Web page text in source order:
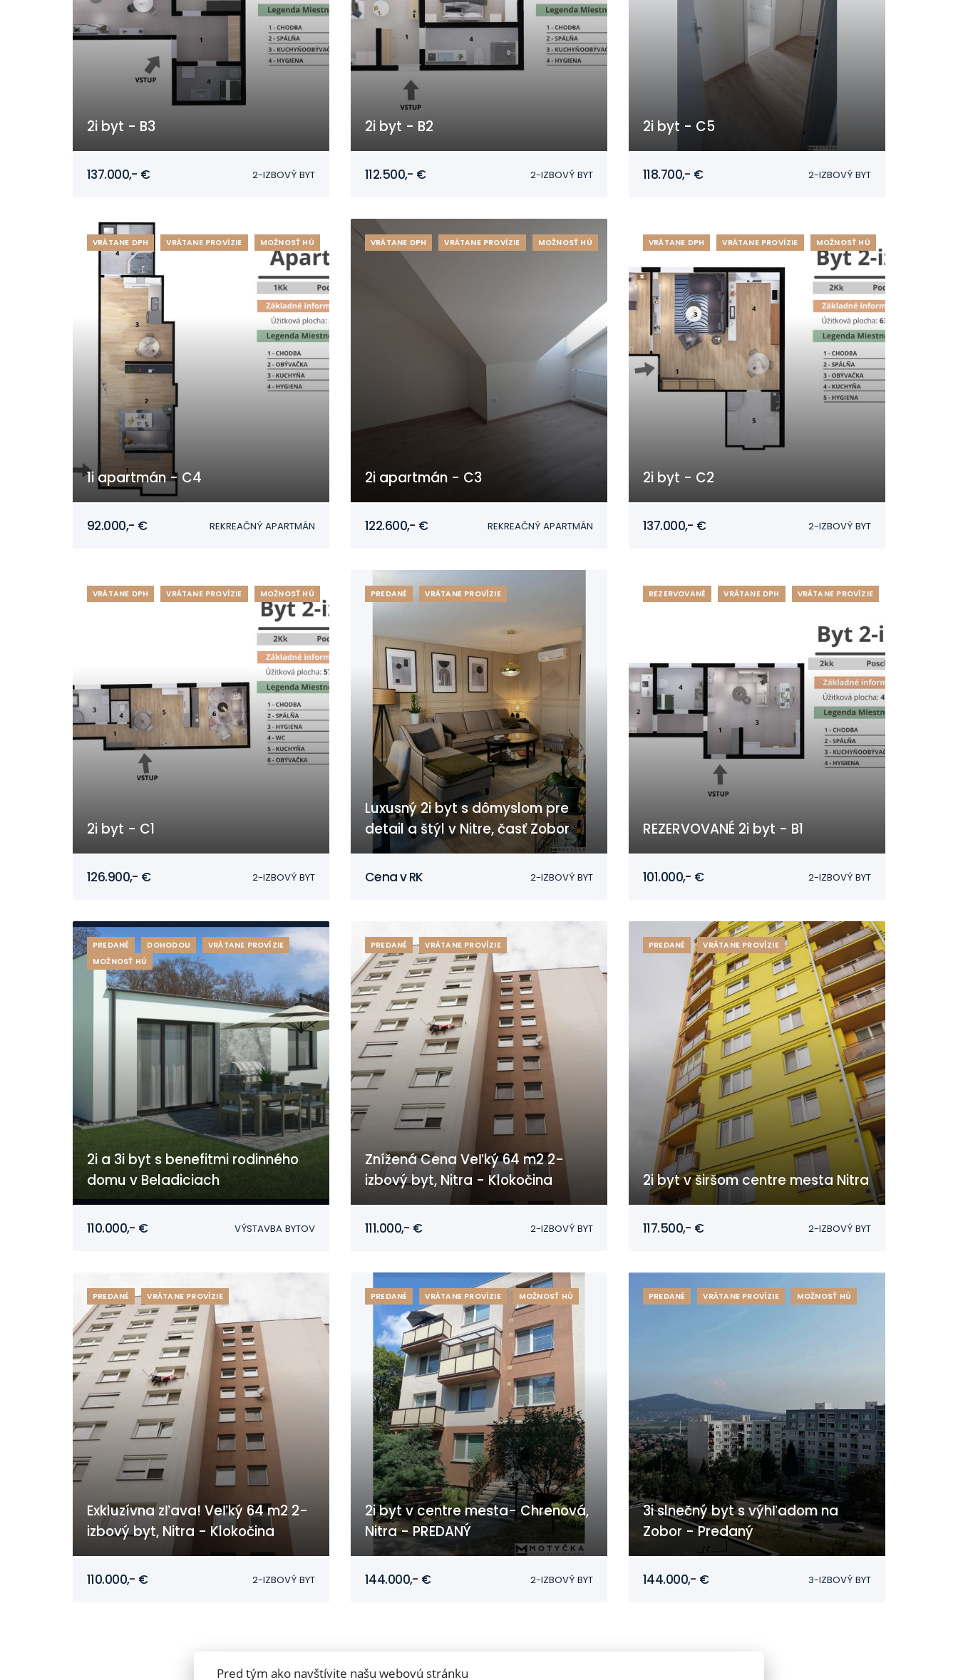
2i byt - B3
2-IZBOVÝ BYT
137.000,- €
2i byt - B2
2-IZBOVÝ BYT
112.500,- €
2i byt - C5
2-IZBOVÝ BYT
118.700,- €
VRÁTANE DPH VRÁTANE PROVÍZIE MOŽNOSŤ HÚ
1i apartmán - C4
REKREAČNÝ APARTMÁN
92.000,- €
VRÁTANE DPH VRÁTANE PROVÍZIE MOŽNOSŤ HÚ
2i apartmán - C3
REKREAČNÝ APARTMÁN
122.600,- €
VRÁTANE DPH VRÁTANE PROVÍZIE MOŽNOSŤ HÚ
2i byt - C2
2-IZBOVÝ BYT
137.000,- €
VRÁTANE DPH VRÁTANE PROVÍZIE MOŽNOSŤ HÚ
2i byt - C1
2-IZBOVÝ BYT
126.900,- €
PREDANÉ VRÁTANE PROVÍZIE
Luxusný 2i byt s dômyslom pre
detail a štýl v Nitre, časť Zobor
2-IZBOVÝ BYT
Cena v RK
REZERVOVANÉ VRÁTANE DPH VRÁTANE PROVÍZIE
REZERVOVANÉ 2i byt - B1
2-IZBOVÝ BYT
101.000,- €
PREDANÉ DOHODOU
VRÁTANE PROVÍZIE
MOŽNOSŤ HÚ
2i a 3i byt s benefitmi rodinného
domu v Beladiciach
VÝSTAVBA BYTOV
110.000,- €
PREDANÉ VRÁTANE PROVÍZIE
Znížená Cena Veľký 64 m2 2-
izbový byt, Nitra - Klokočina
2-IZBOVÝ BYT
111.000,- €
PREDANÉ VRÁTANE PROVÍZIE
2i byt v širšom centre mesta Nitra
2-IZBOVÝ BYT
117.500,- €
PREDANÉ VRÁTANE PROVÍZIE
Exkluzívna zľava! Veľký 64 m2 2-
izbový byt, Nitra - Klokočina
2-IZBOVÝ BYT
110.000,- €
PREDANÉ VRÁTANE PROVÍZIE MOŽNOSŤ HÚ
2i byt v centre mesta- Chrenová,
Nitra - PREDANÝ
2-IZBOVÝ BYT
144.000,- €
PREDANÉ VRÁTANE PROVÍZIE MOŽNOSŤ HÚ
3i slnečný byt s výhľadom na
Zobor - Predaný
3-IZBOVÝ BYT
144.000,- €
Pred tým ako navštívite našu webovú stránku